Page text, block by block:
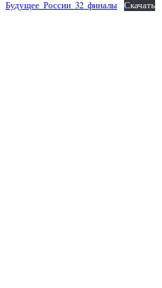
Будущее_России_32_финалы Скачать